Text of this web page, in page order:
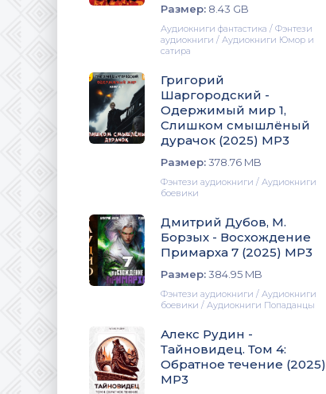
Размер: 8.43 GB
Аудиокниги фантастика / Фэнтези
аудиокниги / Аудиокниги Юмор и
сатира
Григорий
Шаргородский -
Одержимый мир 1,
Слишком смышлёный
дурачок (2025) МР3
Размер:378.76 MB
Фэнтези аудиокниги / Аудиокниги
боевики
Дмитрий Дубов, М.
Борзых - Восхождение
Примарха 7 (2025) МР3
Размер:384.95 MB
Фэнтези аудиокниги / Аудиокниги
боевики / Аудиокниги Попаданцы
Алекс Рудин -
Тайновидец. Том 4:
Обратное течение (2025)
МР3